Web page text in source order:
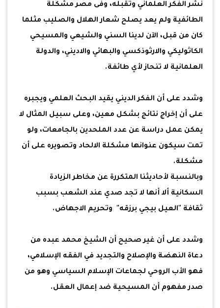
نشر الفكر العلماني وتقبله، وفى مصر مشكلة
الطائفية ولم يعد يصلح شعار الهلال والصليب مثلما
كان من قبل، الآن لدينا السني والشيعي والمسيحي
الكاثوليكي والارثوذكسي والبهائي والاديني، والدولة
العلمانية لا تنحاز لأي طائفة.
وشدد على أن الفكر الديني يقيد البحث العلمي ويجبره
على أن إخراج نتائج بشكل معين، وعلى سبيل المثال لا
يمكن عمل دراسة عن عدد الملحدين بالجامعات، ولو
تمت سيكون عنوانها مشكلة الالحاد وتصويره على أن
مشكلة.
وبالنسبة لأحاديثنا المتكررة عن مخاطر الزيادة
السكانية ألا أنها لا تجد صدي عند الشعب بسبب
ثقافة "العيل بيجي برزقه" وتحريم الاجهاض.
وشدد على أن غير صحيح أن الشيخ محمد عبده من
دعاة النهضة والإصلاح والتجديد في الفقه الإسلامي،
فهو الأب الروحي لجماعات الإسلام السياسي وهو من
صدر مفهوم أن المسيحية ضد إعمال العقل.